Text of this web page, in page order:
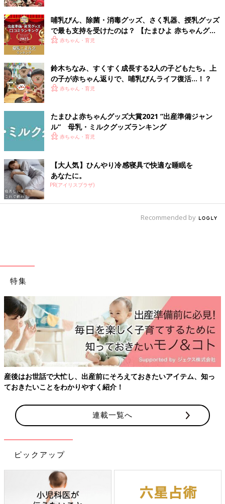
［電子レンジタイプ］
洗った哺乳びんを専用容器に入れ、電子レンジで加熱して消毒す
るタイプ。哺乳びんの大きさが対応しているか確認を。
ング【母乳・ミルクグッズ編】
毎年恒例の「たまひよ赤ちゃんグッズ大賞」。
9回目となる今年のランキングが、ついに発表
されました！今回は、そのなかから「母乳・ミ
クグッズの基礎知識＆選び方のポイントと合わ
せて、グッズ購入の参考にしてくださいね。
ママたちに話を聞くと、哺乳びんも乳首も、それを消毒する方法
も、赤ちゃんの好みやママの使い勝手などによって、「これがい
い！」と思えるものは違うようです。初めは最低限数を用意し、
実際に使ってみた上で、ベストなものを購入するのがよさそうで
すよ。（文・ひよこクラブ編集部）
■監修：ウパウパハウス岡本助産院 院長 岡本登美子先生
■参考：「いつでもどこでもHAPPY育児生活ガイドBOOK」
哺乳びん、除菌・消毒グッズ、さく乳器、授乳グッズ
で最も支持を受けたのは？ 【たまひよ 赤ちゃんグッ
ズ大賞2025】
赤ちゃん・育児
鈴木ちなみ、すくすく成長する2人の子どもたち。上
の子が赤ちゃん返りで、哺乳びんライフ復活…！？
赤ちゃん・育児
たまひよ赤ちゃんグッズ大賞2021 ”出産準備ジャン
ル” 母乳・ミルクグッズランキング
赤ちゃん・育児
【大人気】ひんやり冷感寝具で快適な睡眠を
あなたに。
PR(アイリスプラザ)
Recommended by
特集
産後はお世話で大忙し、出産前にそろえておきたいアイテム、知っ
ておきたいことをわかりやすく紹介！
連載一覧へ
ピックアップ